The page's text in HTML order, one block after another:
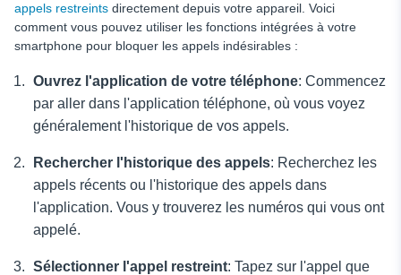
appels restreints directement depuis votre appareil. Voici
comment vous pouvez utiliser les fonctions intégrées à votre
smartphone pour bloquer les appels indésirables :
Ouvrez l'application de votre téléphone: Commencez
par aller dans l'application téléphone, où vous voyez
généralement l'historique de vos appels.
Rechercher l'historique des appels: Recherchez les
appels récents ou l'historique des appels dans
l'application. Vous y trouverez les numéros qui vous ont
appelé.
Sélectionner l'appel restreint: Tapez sur l'appel que